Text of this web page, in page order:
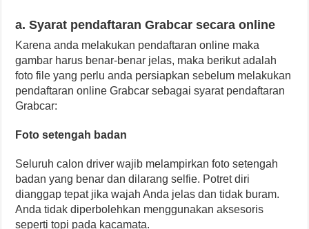
a. Syarat pendaftaran Grabcar secara online
Karena anda melakukan pendaftaran online maka
gambar harus benar-benar jelas, maka berikut adalah
foto file yang perlu anda persiapkan sebelum melakukan
pendaftaran online Grabcar sebagai syarat pendaftaran
Grabcar:
Foto setengah badan
Seluruh calon driver wajib melampirkan foto setengah
badan yang benar dan dilarang selfie. Potret diri
dianggap tepat jika wajah Anda jelas dan tidak buram.
Anda tidak diperbolehkan menggunakan aksesoris
seperti topi pada kacamata.